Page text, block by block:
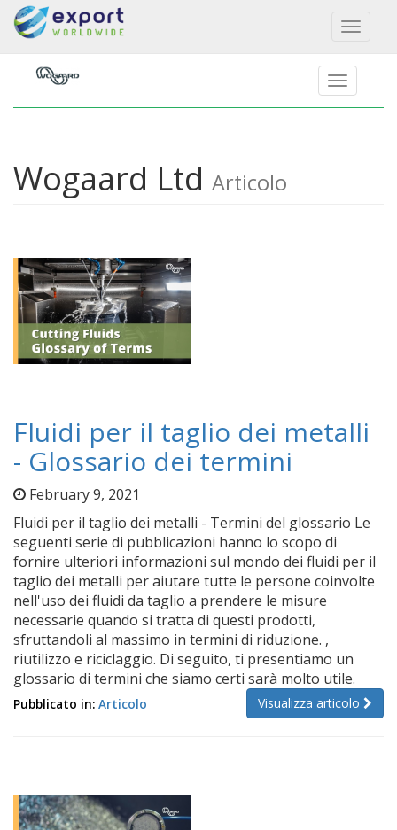
Toggle
Wogaard Ltd Articolo
Fluidi per il taglio dei metalli
- Glossario dei termini
February 9, 2021
Fluidi per il taglio dei metalli - Termini del glossario Le
seguenti serie di pubblicazioni hanno lo scopo di
fornire ulteriori informazioni sul mondo dei fluidi per il
taglio dei metalli per aiutare tutte le persone coinvolte
nell'uso dei fluidi da taglio a prendere le misure
necessarie quando si tratta di questi prodotti,
sfruttandoli al massimo in termini di riduzione. ,
riutilizzo e riciclaggio. Di seguito, ti presentiamo un
glossario di termini che siamo certi sarà molto utile.
Visualizza articolo
Pubblicato in: Articolo